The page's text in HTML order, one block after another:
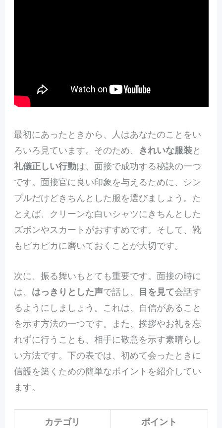
最初にあったときから、人はあなたのことをい
ろいろ見ています。そのため、
きれいな服装と
礼儀正しい行動は、面接で成功する秘訣の一つ
です。面接官に良い印象を与えるために、シン
プルだけどきちんとした服を選びましょう。た
とえば、クリーンな白いシャツにきちんとした
ズボンやスカートがおすすめです。そして、靴
もピカピカに磨いておくことが大切です。
次に、振る舞いもとても重要です。面接の時に
は、 はっきりとした声で話し、 目を見て会話す
るようにしましょう。これは、自信があること
を示す方法の一つです。また、挨拶やお礼を忘
れずに行うことも、相手に敬意を示す素晴らし
い方法です。下の表では、初めて会ったときに
信頀を築くための簡単なポイントを紹介してい
ます。
カテゴリ ポイント